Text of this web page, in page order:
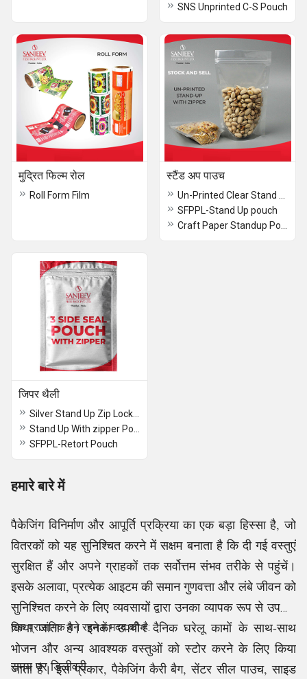
SNS Unprinted C-S Pouch
मुद्रित फिल्म रोल
Roll Form Film
स्टैंड अप पाउच
SFPPL-Stand Up pouch
जिपर थैली
SFPPL-Retort Pouch
हमारे बारे में
पैकेजिंग विनिर्माण और आपूर्ति प्रक्रिया का एक बड़ा हिस्सा है, जो
वितरकों को यह सुनिश्चित करने में सक्षम बनाता है कि दी गई वस्तुएं
सुरक्षित हैं और अपने ग्राहकों तक सर्वोत्तम संभव तरीके से पहुंचें।
इसके अलावा, प्रत्येक आइटम की समान गुणवत्ता और लंबे जीवन को
सुनिश्चित करने के लिए व्यवसायों द्वारा उनका व्यापक रूप से उपयोग
किया जाता है। इनका उपयोग दैनिक घरेलू कामों के साथ-साथ
भोजन और अन्य आवश्यक वस्तुओं को स्टोर करने के लिए किया
जाता है। इस प्रकार, पैकेजिंग कैरी बैग, सेंटर सील पाउच, साइड
तक प्रासंगिक बने रहने में मदद की है:
समय पर डिलीवरी